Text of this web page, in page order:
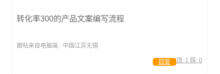
转化率300的产品文案编写流程
跟帖来自电脑端 · 中国江苏无锡
顶: 1 踩: 0
回复